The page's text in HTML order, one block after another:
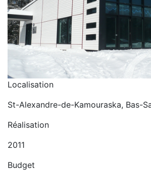
Localisation
St-Alexandre-de-Kamouraska, Bas-
Réalisation
2011
Budget